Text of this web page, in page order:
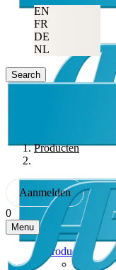
EN
FR
DE
NL
Search
Producten
Aanmelden
0
Menu
Producten